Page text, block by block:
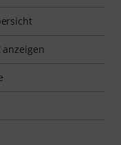
anzeigen